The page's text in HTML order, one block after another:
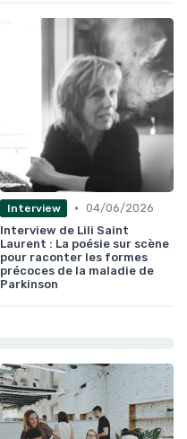
Interview • 04/06/2026
Interview de Lili Saint
Laurent : La poésie sur scène
pour raconter les formes
précoces de la maladie de
Parkinson